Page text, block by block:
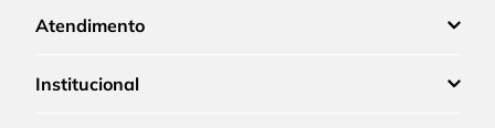
Atendimento
Institucional